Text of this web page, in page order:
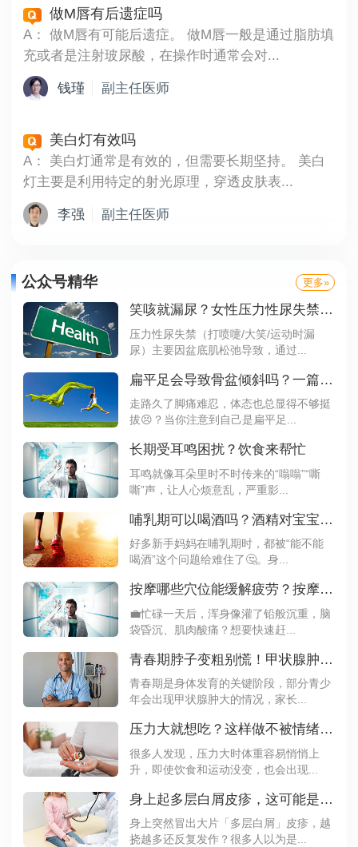
做M唇有后遗症吗
A：
做M唇有可能后遗症。 做M唇一般是通过脂肪填
充或者是注射玻尿酸，在操作时通常会对...
钱瑾 副主任医师
美白灯有效吗
A：
美白灯通常是有效的，但需要长期坚持。 美白
灯主要是利用特定的射光原理，穿透皮肤表...
李强 副主任医师
公众号精华 更多»
笑咳就漏尿？女性压力性尿失禁，自救指南来了！
压力性尿失禁（打喷嚏/大笑/运动时漏
尿）主要因盆底肌松弛导致，通过...
扁平足会导致骨盆倾斜吗？一篇文章带你了解
走路久了脚痛难忍，体态也总显得不够挺
拔😣？当你注意到自己是扁平足...
长期受耳鸣困扰？饮食来帮忙
耳鸣就像耳朵里时不时传来的“嗡嗡”“嘶
嘶”声，让人心烦意乱，严重影...
哺乳期可以喝酒吗？酒精对宝宝的影响要知道
好多新手妈妈在哺乳期时，都被“能不能
喝酒”这个问题给难住了🤔。身...
按摩哪些穴位能缓解疲劳？按摩这3个穴位精力翻倍
💼忙碌一天后，浑身像灌了铅般沉重，脑
袋昏沉、肌肉酸痛？想要快速赶...
青春期脖子变粗别慌！甲状腺肿大需要治疗吗？
青春期是身体发育的关键阶段，部分青少
年会出现甲状腺肿大的情况，家长...
压力大就想吃？这样做不被情绪左右体重
很多人发现，压力大时体重容易悄悄上
升，即使饮食和运动没变，也会出现...
身上起多层白屑皮疹，这可能是银屑病
身上突然冒出大片「多层白屑」皮疹，越
挠越多还反复发作？很多人以为是...